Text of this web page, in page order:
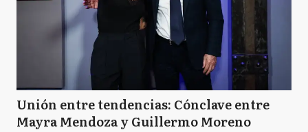
Unión entre tendencias: Cónclave entre
Mayra Mendoza y Guillermo Moreno